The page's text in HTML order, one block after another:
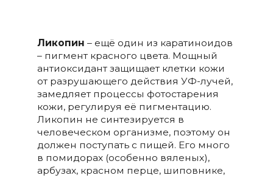
Ликопин – ещё один из каратиноидов
– пигмент красного цвета. Мощный
антиоксидант защищает клетки кожи
от разрушающего действия УФ-лучей,
замедляет процессы фотостарения
кожи, регулируя её пигментацию.
Ликопин не синтезируется в
человеческом организме, поэтому он
должен поступать с пищей. Его много
в помидорах (особенно вяленых),
арбузах, красном перце, шиповнике,